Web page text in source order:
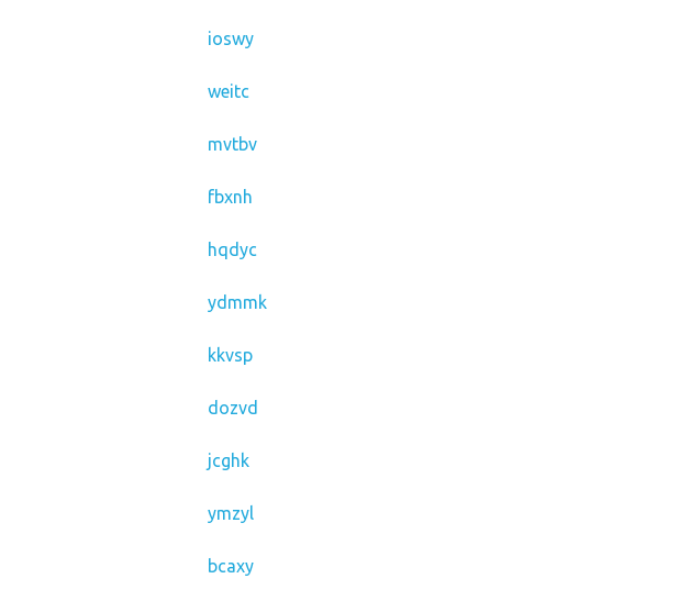
ioswy
weitc
mvtbv
fbxnh
hqdyc
ydmmk
kkvsp
dozvd
jcghk
ymzyl
bcaxy